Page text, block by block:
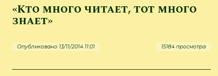
«Кто много читает, тот много
знает»
Опубликовано 13/11/2014 11:01 15184 просмотра